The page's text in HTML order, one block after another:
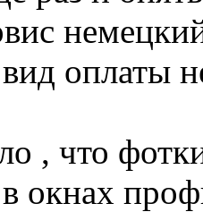
оплаты
, что
окнах